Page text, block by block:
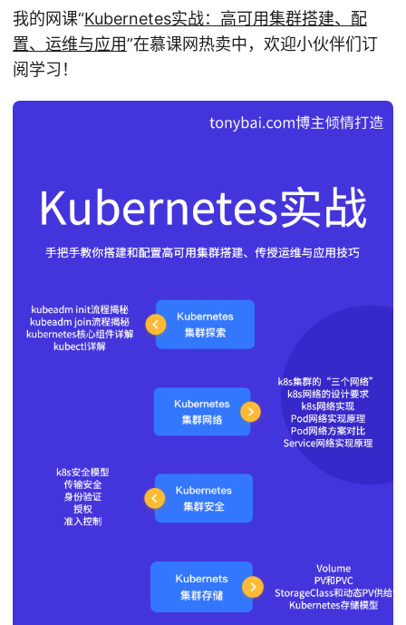
我的网课“Kubernetes实战：高可用集群搭建、配
置、运维与应用”在慕课网热卖中，欢迎小伙伴们订
阅学习！